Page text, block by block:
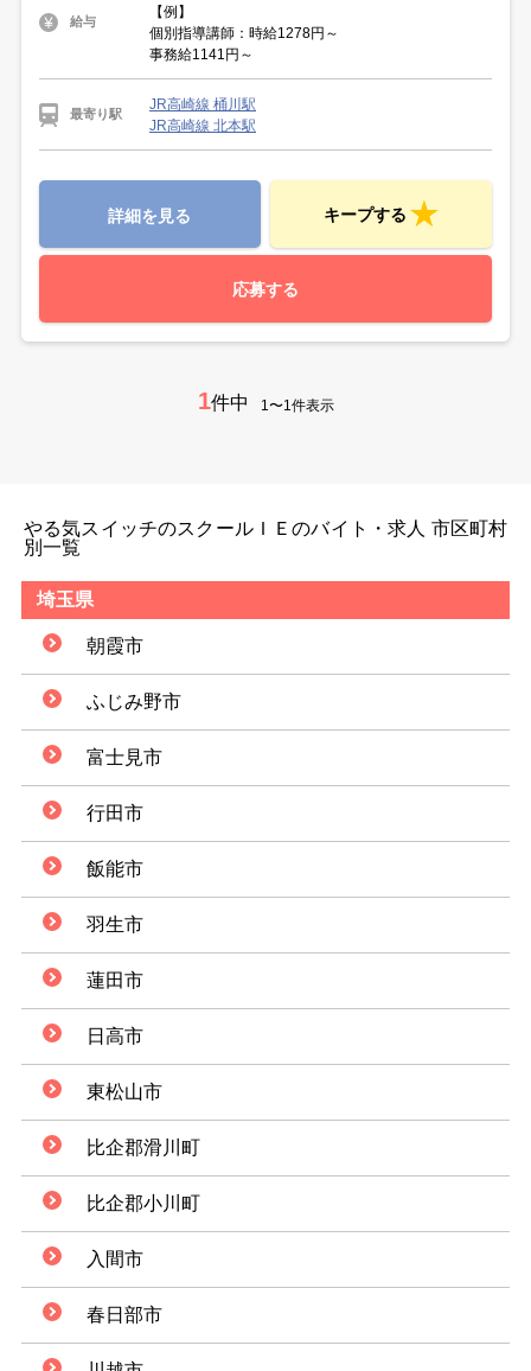
給与
【例】
個別指導講師：時給1278円～
事務給1141円～
最寄り駅
JR高崎線 桶川駅
JR高崎線 北本駅
詳細を見る キープする
応募する
1件中 1〜1件表示
やる気スイッチのスクールＩＥのバイト・求人 市区町村
別一覧
埼玉県
朝霞市
ふじみ野市
富士見市
行田市
飯能市
羽生市
蓮田市
日高市
東松山市
比企郡滑川町
比企郡小川町
入間市
春日部市